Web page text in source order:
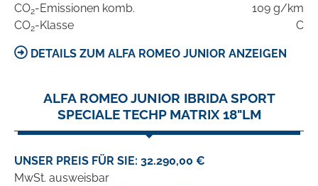
CO2-Emissionen komb.
109 g/km
CO2-Klasse C
DETAILS ZUM ALFA ROMEO JUNIOR ANZEIGEN
ALFA ROMEO JUNIOR IBRIDA SPORT
SPECIALE TECHP MATRIX 18"LM
UNSER PREIS FÜR SIE: 32.290,00 €
MwSt. ausweisbar